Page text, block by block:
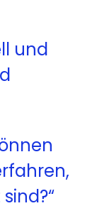
und
nnen